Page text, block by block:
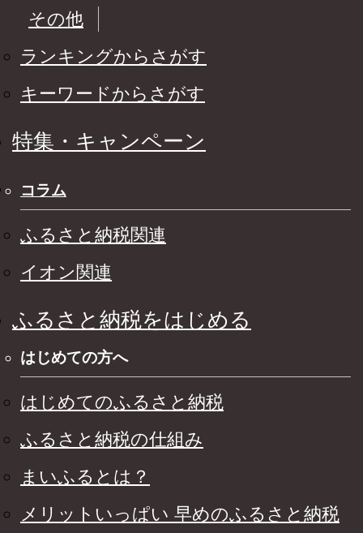
その他
ランキングからさがす
キーワードからさがす
特集・キャンペーン
コラム
ふるさと納税関連
イオン関連
ふるさと納税をはじめる
はじめての方へ
はじめてのふるさと納税
ふるさと納税の仕組み
まいふるとは？
メリットいっぱい 早めのふるさと納税